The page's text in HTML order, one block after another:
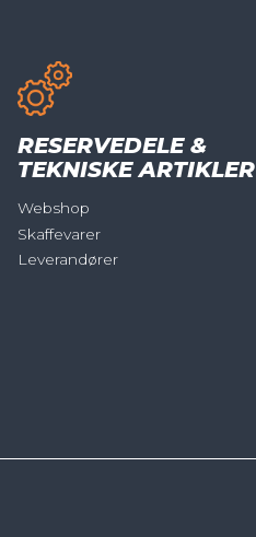
RESERVEDELE &
TEKNISKE ARTIKLER
Webshop
Skaffevarer
Leverandører